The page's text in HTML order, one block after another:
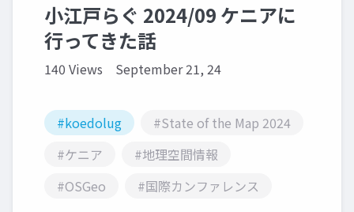
小江戸らぐ 2024/09 ケニアに
行ってきた話
140 Views September 21, 24
#koedolug
#State of the Map 2024
#ケニア
#地理空間情報
#OSGeo
#国際カンファレンス